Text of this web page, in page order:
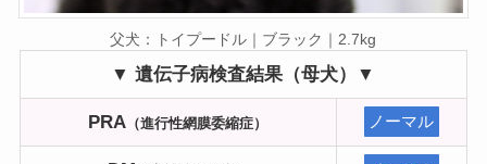
父犬：トイプードル｜ブラック｜2.7kg
▼ 遺伝子病検査結果（母犬）▼
PRA （進行性網膜委縮症） ノーマル